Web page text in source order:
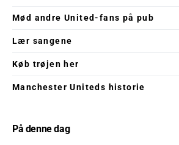
Mød andre United-fans på pub
Lær sangene
Køb trøjen her
Manchester Uniteds historie
På denne dag